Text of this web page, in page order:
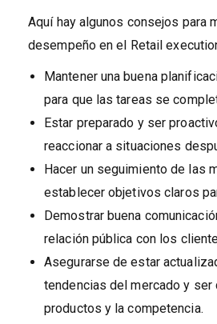
Aquí hay algunos consejos para
desempeño en el Retail
Mantener una buena
para que las tareas se
Estar preparado y ser
reaccionar a situaciones
Hacer un seguimiento de las
establecer objetivos claros
Demostrar buena
relación pública con los
Asegurarse de estar
tendencias del mercado y
productos y la competencia.